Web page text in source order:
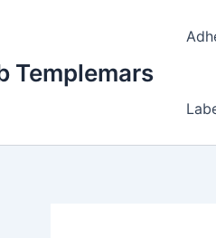
Templemars